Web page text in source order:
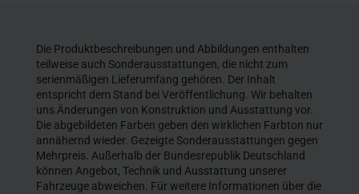
Die Produktbeschreibungen und Abbildungen enthalten
teilweise auch Sonderausstattungen, die nicht zum
serienmäßigen Lieferumfang gehören. Der Inhalt
entspricht dem Stand bei Veröffentlichung. Wir behalten
uns Änderungen von Konstruktion und Ausstattung vor.
Die abgebildeten Farben geben den wirklichen Farbton nur
annähernd wieder. Gezeigte Sonderausstattungen gegen
Mehrpreis. Außerhalb der Bundesrepublik Deutschland
können Angebot, Technik und Ausstattung unserer
Fahrzeuge abweichen. Für weitere Informationen über die